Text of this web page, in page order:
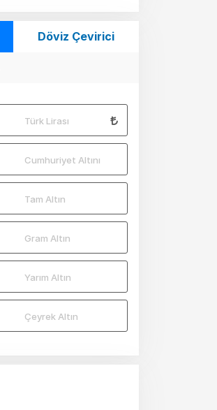
Döviz Çevirici
Türk Lirası
Cumhuriyet Altını
Tam Altın
Gram Altın
Yarım Altın
Çeyrek Altın